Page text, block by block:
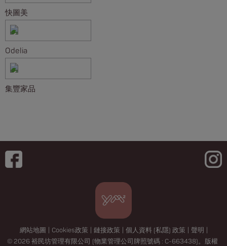
快圖美
Odelia
集豐家品
網站地圖 Cookies政策 鏈接政策 個人資料 (私隱) 政策 聲明
© 2026 裕民坊管理有限公司 (物業管理公司牌照號碼 : C-663438)。版權